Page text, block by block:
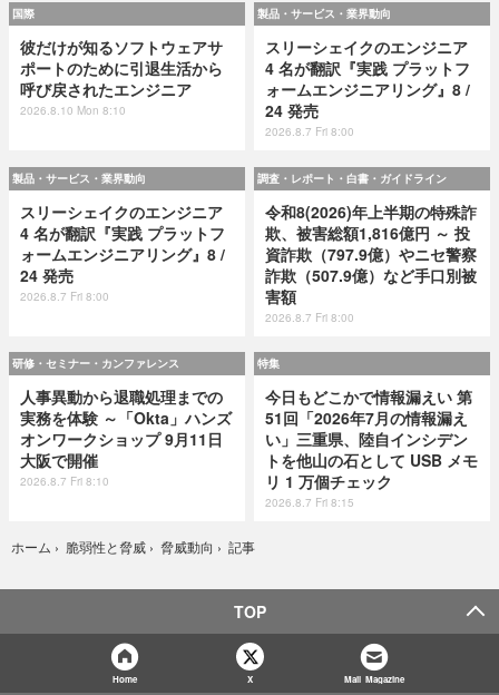
国際
彼だけが知るソフトウェアサ
ポートのために引退生活から
呼び戻されたエンジニア
2026.8.10 Mon 8:10
製品・サービス・業界動向
スリーシェイクのエンジニア
4 名が翻訳『実践 プラットフ
ォームエンジニアリング』8 /
24 発売
2026.8.7 Fri 8:00
製品・サービス・業界動向
スリーシェイクのエンジニア
4 名が翻訳『実践 プラットフ
ォームエンジニアリング』8 /
24 発売
2026.8.7 Fri 8:00
調査・レポート・白書・ガイドライン
令和8(2026)年上半期の特殊詐
欺、被害総額1,816億円 ～ 投
資詐欺（797.9億）やニセ警察
詐欺（507.9億）など手口別被
害額
2026.8.7 Fri 8:00
研修・セミナー・カンファレンス
人事異動から退職処理までの
実務を体験 ～「Okta」ハンズ
オンワークショップ 9月11日
大阪で開催
2026.8.7 Fri 8:10
特集
今日もどこかで情報漏えい 第
51回「2026年7月の情報漏え
い」三重県、陸自インシデン
トを他山の石として USB メモ
リ 1 万個チェック
2026.8.7 Fri 8:15
ホーム › 脆弱性と脅威 › 脅威動向 › 記事
TOP
Home X Mail Magazine